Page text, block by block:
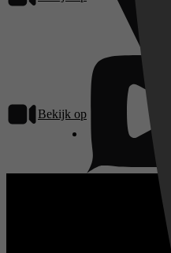
Bekijk op